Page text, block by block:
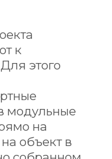
к
этого
модульные
на
объект в